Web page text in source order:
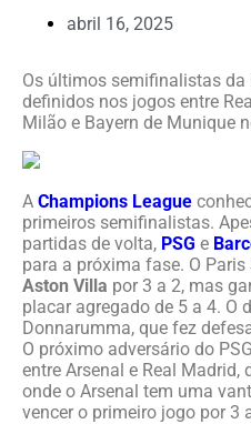
abril 16, 2025
Os últimos semifinalistas da
definidos nos jogos entre
Milão e Bayern de Munique
A Champions League
primeiros semifinalistas.
partidas de volta, PSG e
para a próxima fase. O
Aston Villa por 3 a 2, mas
placar agregado de 5 a 4. O
Donnarumma, que fez
O próximo adversário do
entre Arsenal e Real Madrid,
onde o Arsenal tem uma
vencer o primeiro jogo por 3